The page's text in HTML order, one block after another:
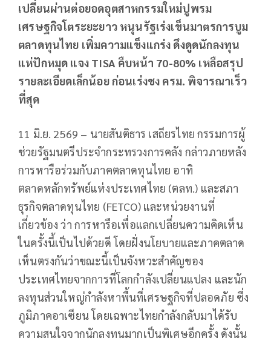
เปลี่ยนผ่านต่อยอดอุตสาหกรรมใหม่ปูพรม
เศรษฐกิจโตระยะยาว หนุนรัฐเร่งเข็นมาตรการบูม
ตลาดทุนไทย เพิ่มความแข็งแกร่ง ดึงดูดนักลงทุน
แห่ปักหมุด แจง TISA คืบหน้า 70-80% เหลือสรุป
รายละเอียดเล็กน้อย ก่อนเร่งชง ครม. พิจารณาเร็ว
ที่สุด
11 มิ.ย. 2569 – นายสันติธาร เสถียรไทย กรรมการผู้
ช่วยรัฐมนตรีประจำกระทรวงการคลัง กล่าวภายหลัง
การหารือร่วมกับภาคตลาดทุนไทย อาทิ
ตลาดหลักทรัพย์แห่งประเทศไทย (ตลท.) และสภา
ธุรกิจตลาดทุนไทย (FETCO) และหน่วยงานที่
เกี่ยวข้อง ว่า การหารือเพื่อแลกเปลี่ยนความคิดเห็น
ในครั้งนี้เป็นไปด้วยดี โดยฝั่งนโยบายและภาคตลาด
เห็นตรงกันว่าขณะนี้เป็นจังหวะสำคัญของ
ประเทศไทยจากการที่โลกกำลังเปลี่ยนแปลง และนัก
ลงทุนส่วนใหญ่กำลังหาพื้นที่เศรษฐกิจที่ปลอดภัย ซึ่ง
ภูมิภาคอาเซียน โดยเฉพาะไทยกำลังกลับมาได้รับ
ความสนใจจากนักลงทุนมากเป็นพิเศษอีกครั้ง ดังนั้น